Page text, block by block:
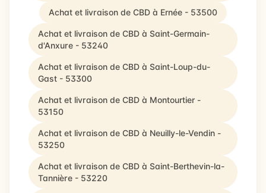
Achat et livraison de CBD à Ernée - 53500
Achat et livraison de CBD à Saint-Germain-
d'Anxure - 53240
Achat et livraison de CBD à Saint-Loup-du-
Gast - 53300
Achat et livraison de CBD à Montourtier -
53150
Achat et livraison de CBD à Neuilly-le-Vendin -
53250
Achat et livraison de CBD à Saint-Berthevin-la-
Tannière - 53220